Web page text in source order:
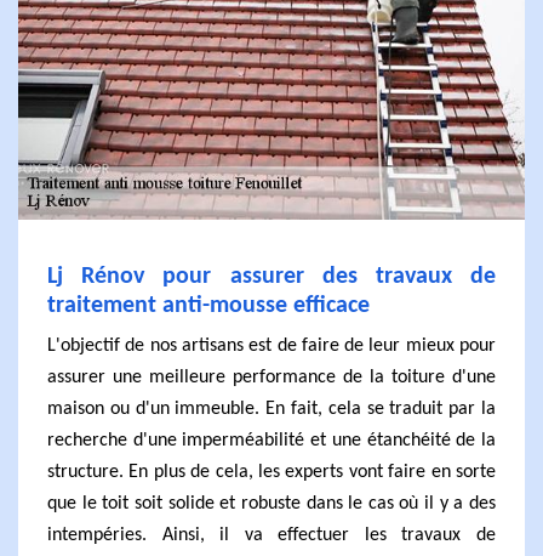
Lj Rénov pour assurer des travaux de
traitement anti-mousse efficace
L'objectif de nos artisans est de faire de leur mieux pour
assurer une meilleure performance de la toiture d'une
maison ou d'un immeuble. En fait, cela se traduit par la
recherche d'une imperméabilité et une étanchéité de la
structure. En plus de cela, les experts vont faire en sorte
que le toit soit solide et robuste dans le cas où il y a des
intempéries. Ainsi, il va effectuer les travaux de